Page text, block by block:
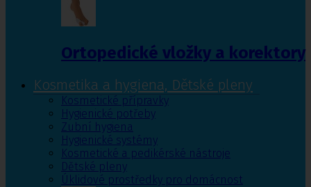
Ortopedické vložky a korektory
Kosmetika a hygiena, Dětské pleny
Kosmetické přípravky
Hygienické potřeby
Zubní hygiena
Hygienické systémy
Kosmetické a pedikérské nástroje
Dětské pleny
Úklidové prostředky pro domácnost